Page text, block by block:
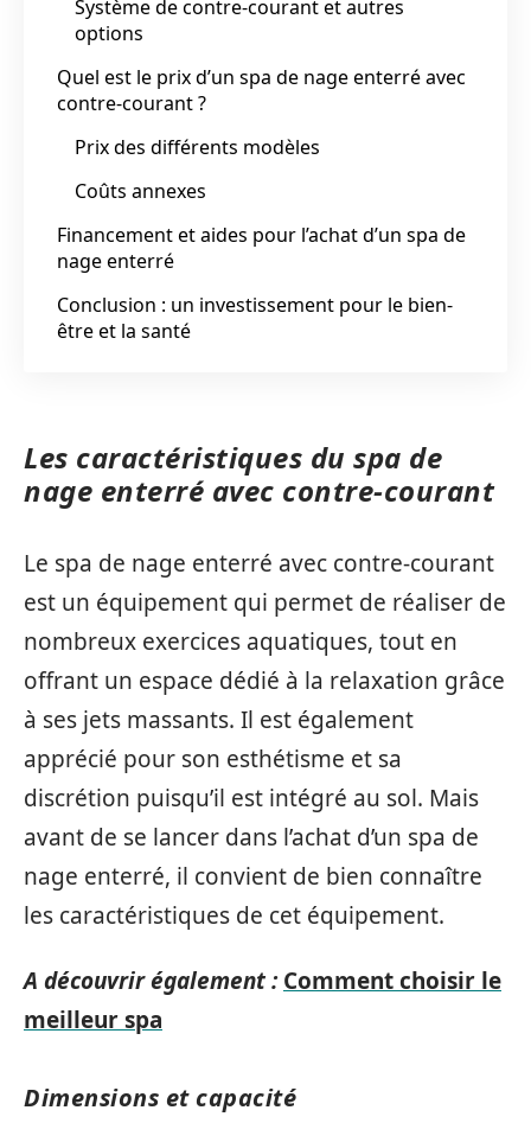
Système de contre-courant et autres
options
Quel est le prix d’un spa de nage enterré avec
contre-courant ?
Prix des différents modèles
Coûts annexes
Financement et aides pour l’achat d’un spa de
nage enterré
Conclusion : un investissement pour le bien-
être et la santé
Les caractéristiques du spa de
nage enterré avec contre-courant
Le spa de nage enterré avec contre-courant
est un équipement qui permet de réaliser de
nombreux exercices aquatiques, tout en
offrant un espace dédié à la relaxation grâce
à ses jets massants. Il est également
apprécié pour son esthétisme et sa
discrétion puisqu’il est intégré au sol. Mais
avant de se lancer dans l’achat d’un spa de
nage enterré, il convient de bien connaître
les caractéristiques de cet équipement.
A découvrir également : Comment choisir le
meilleur spa
Dimensions et capacité